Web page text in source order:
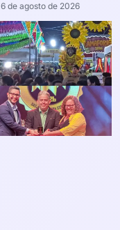
6 de agosto de 2026